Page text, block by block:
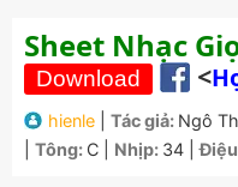
Sheet Nhạc
<
hienle Tác giả: Ngô
Tông: C Nhịp: 34 |